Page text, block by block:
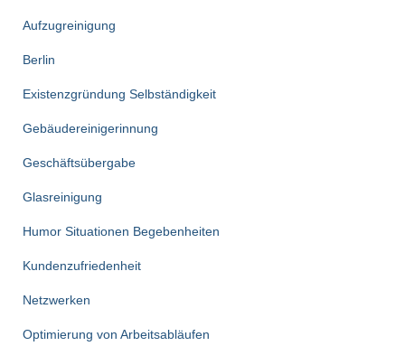
Aufzugreinigung
Berlin
Existenzgründung Selbständigkeit
Gebäudereinigerinnung
Geschäftsübergabe
Glasreinigung
Humor Situationen Begebenheiten
Kundenzufriedenheit
Netzwerken
Optimierung von Arbeitsabläufen